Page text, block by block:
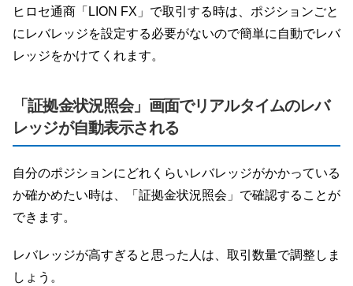
ヒロセ通商「LION FX」で取引する時は、ポジションごと
にレバレッジを設定する必要がないので簡単に自動でレバ
レッジをかけてくれます。
「証拠金状況照会」画面でリアルタイムのレバ
レッジが自動表示される
自分のポジションにどれくらいレバレッジがかかっている
か確かめたい時は、「証拠金状況照会」で確認することが
できます。
レバレッジが高すぎると思った人は、取引数量で調整しま
しょう。